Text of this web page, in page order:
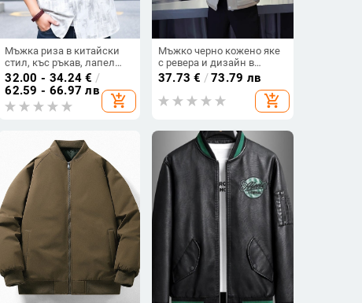
Мъжка риза в китайски
стил, къс ръкав, лапел
яка, полиестер, основен
състав 95%, подходяща за
четири сезона
32.00 - 34.24 € /
62.59 - 66.97 лв
add_shopping_cart
Мъжко черно кожено яке
с ревера и дизайн в
цветови блокове за
пролет и есен
37.73 € /73.79 лв
add_shopping_cart